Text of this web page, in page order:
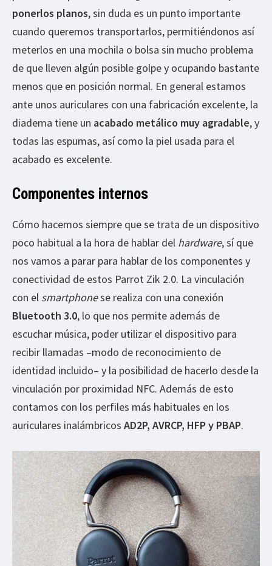
ponerlos planos, sin duda es un punto importante
cuando queremos transportarlos, permitiéndonos así
meterlos en una mochila o bolsa sin mucho problema
de que lleven algún posible golpe y ocupando bastante
menos que en posición normal. En general estamos
ante unos auriculares con una fabricación excelente, la
diadema tiene un acabado metálico muy agradable, y
todas las espumas, así como la piel usada para el
acabado es excelente.
Componentes internos
Cómo hacemos siempre que se trata de un dispositivo
poco habitual a la hora de hablar del hardware, sí que
nos vamos a parar para hablar de los componentes y
conectividad de estos Parrot Zik 2.0. La vinculación
con el smartphonese realiza con una conexión
Bluetooth 3.0, lo que nos permite además de
escuchar música, poder utilizar el dispositivo para
recibir llamadas –modo de reconocimiento de
identidad incluido– y la posibilidad de hacerlo desde la
vinculación por proximidad NFC. Además de esto
contamos con los perfiles más habituales en los
auriculares inalámbricos AD2P, AVRCP, HFP y PBAP.